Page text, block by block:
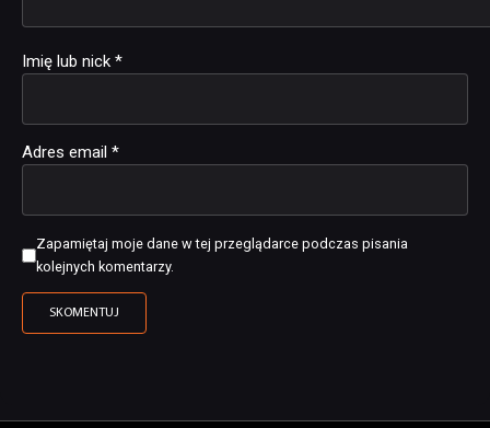
Imię lub nick *
Adres email *
Zapamiętaj moje dane w tej przeglądarce podczas pisania
kolejnych komentarzy.